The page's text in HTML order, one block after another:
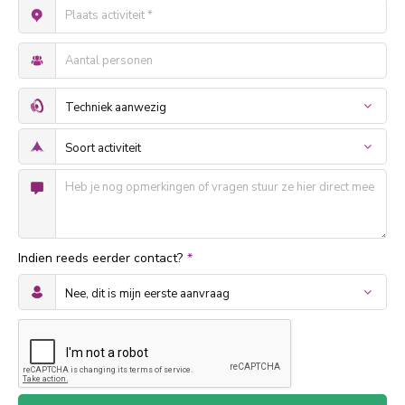
Indien reeds eerder contact? *